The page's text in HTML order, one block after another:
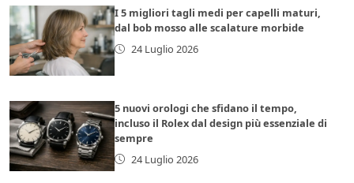
I 5 migliori tagli medi per capelli maturi,
dal bob mosso alle scalature morbide
24 Luglio 2026
5 nuovi orologi che sfidano il tempo,
incluso il Rolex dal design più essenziale di
sempre
24 Luglio 2026